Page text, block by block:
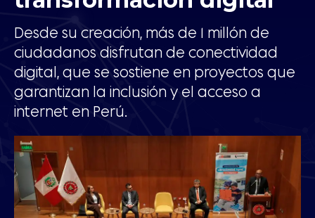
Desde su creación, más de 1 millón de
ciudadanos disfrutan de conectividad
digital, que se sostiene en proyectos que
garantizan la inclusión y el acceso a
internet en Perú.